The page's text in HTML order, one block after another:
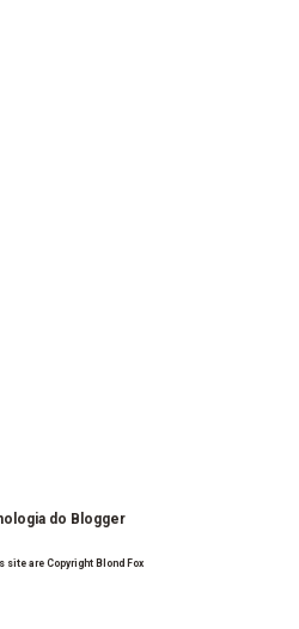
do Blogger
site are Copyright Blond Fox